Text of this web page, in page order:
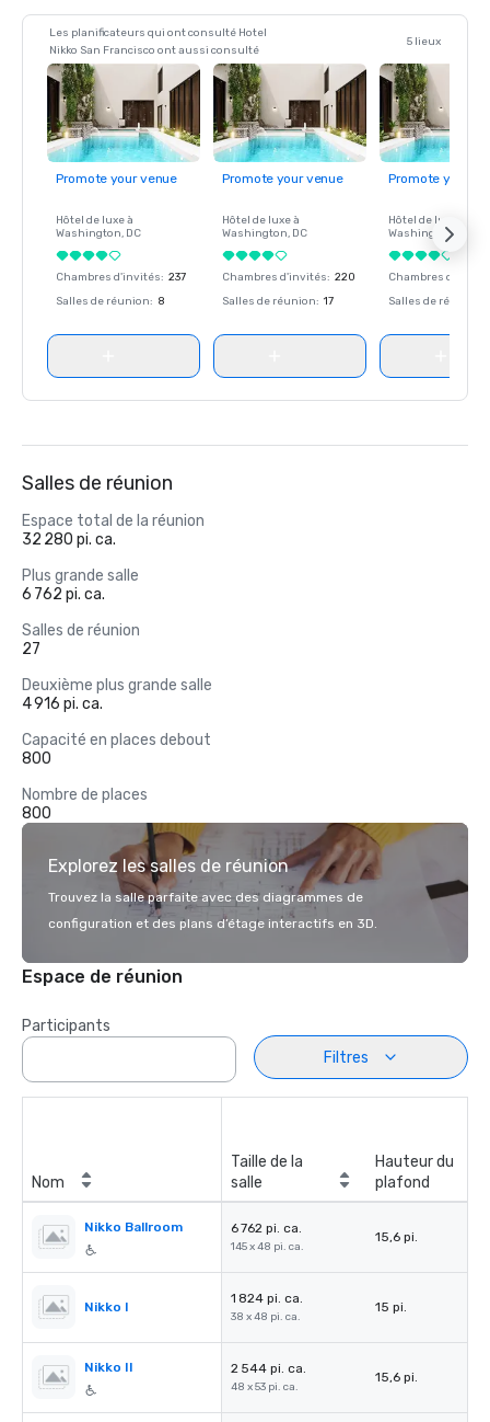
Les planificateurs qui ont consulté Hotel
Nikko San Francisco ont aussi consulté
5 lieux
Promote your venue
Hôtel de luxe à
Washington, DC
Chambres d'invités: 237
Salles de réunion: 8
Promote your venue
Hôtel de luxe à
Washington, DC
Chambres d'invités: 220
Salles de réunion: 17
Promote your
Hôtel de luxe à
Washington
Chambres
Salles de réunion
Salles de réunion
Espace total de la réunion
32 280 pi. ca.
Plus grande salle
6 762 pi. ca.
Salles de réunion
27
Deuxième plus grande salle
4 916 pi. ca.
Capacité en places debout
800
Nombre de places
800
Explorez les salles de réunion
Trouvez la salle parfaite avec des diagrammes de
configuration et des plans d’étage interactifs en 3D.
Espace de réunion
Participants
Filtres
Nom
Taille de la
salle
Hauteur du
plafond
Nikko Ballroom 6 762 pi. ca.
145 x 48 pi. ca.
15,6 pi.
Nikko I
1 824 pi. ca.
38 x 48 pi. ca.
15 pi.
Nikko II 2 544 pi. ca.
48 x 53 pi. ca.
15,6 pi.